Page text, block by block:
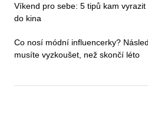
Víkend pro sebe: 5 tipů kam
do kina
Co nosí módní influencerky?
musíte vyzkoušet, než skončí léto